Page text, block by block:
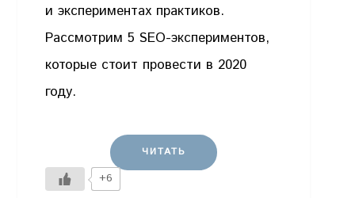
и экспериментах практиков.
Рассмотрим 5 SEO-экспериментов,
которые стоит провести в 2020
году.
ЧИТАТЬ
+6